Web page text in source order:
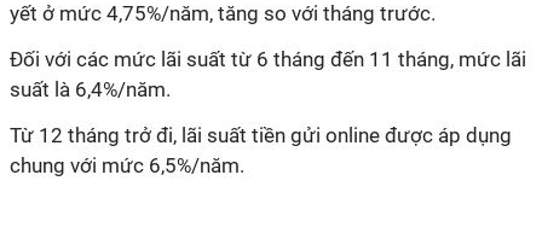
yết ở mức 4,75%/năm, tăng so với tháng trước.
Đối với các mức lãi suất từ 6 tháng đến 11 tháng, mức lãi
suất là 6,4%/năm.
Từ 12 tháng trở đi, lãi suất tiền gửi online được áp dụng
chung với mức 6,5%/năm.